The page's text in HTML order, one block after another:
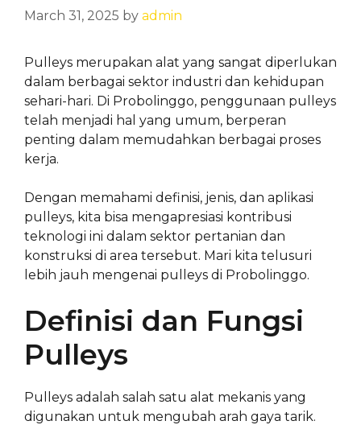
March 31, 2025 by admin
Pulleys merupakan alat yang sangat diperlukan
dalam berbagai sektor industri dan kehidupan
sehari-hari. Di Probolinggo, penggunaan pulleys
telah menjadi hal yang umum, berperan
penting dalam memudahkan berbagai proses
kerja.
Dengan memahami definisi, jenis, dan aplikasi
pulleys, kita bisa mengapresiasi kontribusi
teknologi ini dalam sektor pertanian dan
konstruksi di area tersebut. Mari kita telusuri
lebih jauh mengenai pulleys di Probolinggo.
Definisi dan Fungsi
Pulleys
Pulleys adalah salah satu alat mekanis yang
digunakan untuk mengubah arah gaya tarik.